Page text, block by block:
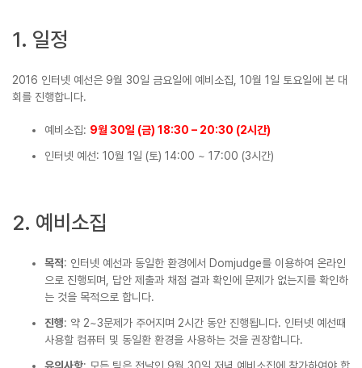
1. 일정
2016 인터넷 예선은 9월 30일 금요일에 예비소집, 10월 1일 토요일에 본 대
회를 진행합니다.
예비소집: 9월 30일 (금) 18:30 – 20:30 (2시간)
인터넷 예선: 10월 1일 (토) 14:00 ~ 17:00 (3시간)
2. 예비소집
목적: 인터넷 예선과 동일한 환경에서 Domjudge를 이용하여 온라인
으로 진행되며, 답안 제출과 채점 결과 확인에 문제가 없는지를 확인하
는 것을 목적으로 합니다.
진행: 약 2~3문제가 주어지며 2시간 동안 진행됩니다. 인터넷 예선때
사용할 컴퓨터 및 동일환 환경을 사용하는 것을 권장합니다.